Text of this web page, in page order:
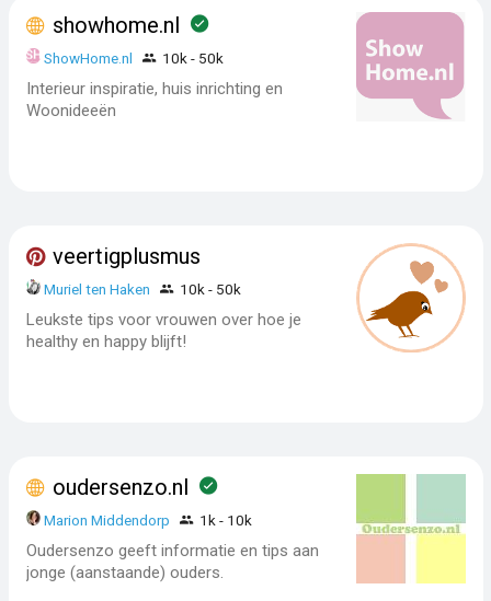
showhome.nl
ShowHome.nl 10k - 50k
Interieur inspiratie, huis inrichting en
Woonideeën
veertigplusmus
Muriel ten Haken 10k - 50k
Leukste tips voor vrouwen over hoe je
healthy en happy blijft!
oudersenzo.nl
Marion Middendorp 1k - 10k
Oudersenzo geeft informatie en tips aan
jonge (aanstaande) ouders.